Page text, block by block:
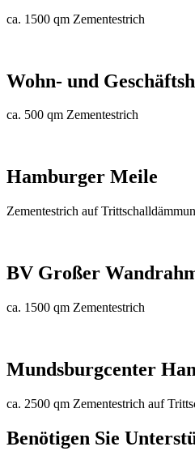
ca. 1500 qm Zementestrich
Wohn- und
ca. 500 qm Zementestrich
Hamburger Meile
Zementestrich auf
BV Großer
ca. 1500 qm Zementestrich
Mundsburgcenter
ca. 2500 qm Zementestrich auf
Benötigen Sie